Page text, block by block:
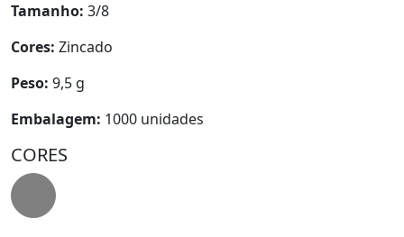
Tamanho: 3/8
Cores: Zincado
Peso: 9,5 g
Embalagem: 1000 unidades
CORES